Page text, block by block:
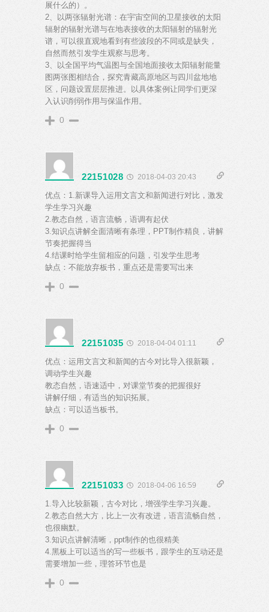
展什么的）。
2、以两张辐射光谱：在宇宙空间的卫星接收的太阳
辐射的辐射光谱与在地表接收的太阳辐射的辐射光
谱，可以很直观地看到有些波段的不同或是缺失，
自然而然引发学生观察与思考。
3、以全国平均气温图与全国地面接收太阳辐射能量
图两张图相结合，探究青藏高原地区与四川盆地地
区，问题设置层层推进。以具体案例让同学们更深
入认识削弱作用与保温作用。
0
22151028 2018-04-03 20:43
优点：1.新课导入运用文言文和新闻进行对比，激发
学生学习兴趣
2.教态自然，语言流畅，语调有起伏
3.知识点讲解全面清晰有条理，PPT制作精良，讲解
节奏把握得当
4.结课时给学生留相应的问题，引发学生思考
缺点：不能放弃板书，重点还是需要写出来
0
22151035 2018-04-04 01:11
优点：运用文言文和新闻的古今对比导入很新颖，
调动学生兴趣
教态自然，语速适中，对课堂节奏的把握很好
讲解仔细，有适当的知识拓展。
缺点：可以适当板书。
0
22151033 2018-04-06 16:59
1.导入比较新颖，古今对比，增强学生学习兴趣。
2.教态自然大方，比上一次有改进，语言流畅自然，
也很幽默。
3.知识点讲解清晰，ppt制作的也很精美
4.黑板上可以适当的写一些板书，跟学生的互动还是
需要增加一些，理答环节也是
0